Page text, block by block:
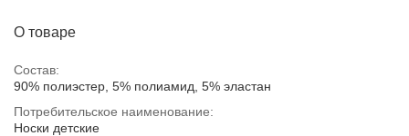
О товаре
Состав:
90% полиэстер, 5% полиамид, 5% эластан
Потребительское наименование:
Носки детские